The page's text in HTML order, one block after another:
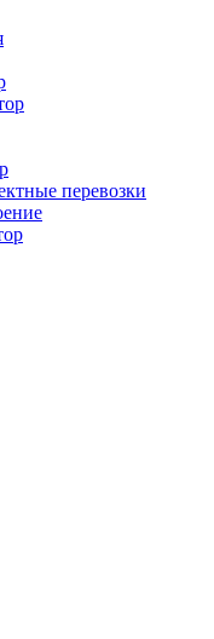
перевозки